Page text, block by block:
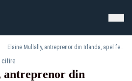
Elaine Mullally, antreprenor din Irlanda, apel ferm: România are nevoie de lideri valoroși
citire
din